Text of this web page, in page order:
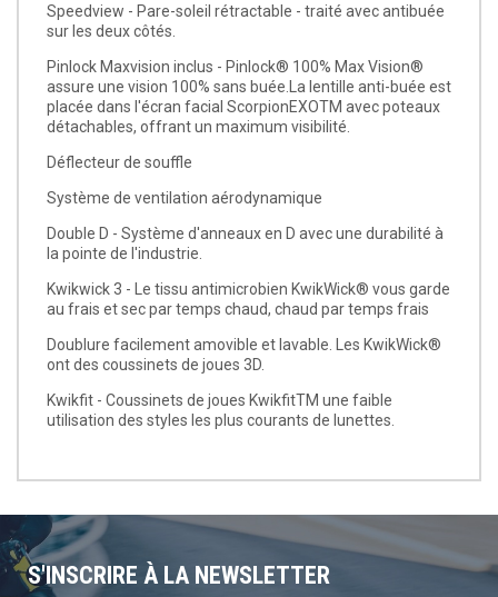
Speedview - Pare-soleil rétractable - traité avec antibuée
sur les deux côtés.
Pinlock Maxvision inclus - Pinlock® 100% Max Vision®
assure une vision 100% sans buée.La lentille anti-buée est
placée dans l'écran facial ScorpionEXOTM avec poteaux
détachables, offrant un maximum visibilité.
Déflecteur de souffle
Système de ventilation aérodynamique
Double D - Système d'anneaux en D avec une durabilité à
la pointe de l'industrie.
Kwikwick 3 - Le tissu antimicrobien KwikWick® vous garde
au frais et sec par temps chaud, chaud par temps frais
Doublure facilement amovible et lavable. Les KwikWick®
ont des coussinets de joues 3D.
Kwikfit - Coussinets de joues KwikfitTM une faible
utilisation des styles les plus courants de lunettes.
S'INSCRIRE À LA NEWSLETTER